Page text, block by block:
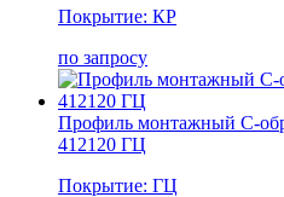
Покрытие: КР
по запросу
Профиль монтажный С-
412120 ГЦ
Покрытие: ГЦ